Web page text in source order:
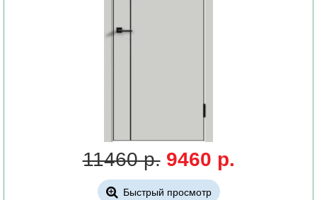
11460 р. 9460 р.
Быстрый просмотр